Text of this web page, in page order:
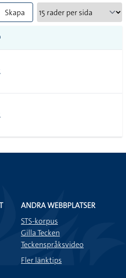
Skapa
ANDRA WEBBPLATSER
STS-korpus
Gilla Tecken
Teckenspråksvideo
Fler länktips